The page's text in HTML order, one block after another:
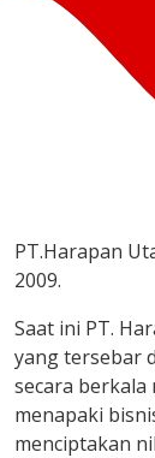
PT.Harapan
2009.
Saat ini PT.
yang tersebar
secara
menapaki
menciptakan